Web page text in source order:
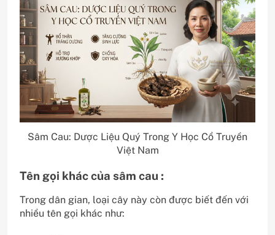
Sâm Cau: Dược Liệu Quý Trong Y Học Cổ Truyền
Việt Nam
Tên gọi khác của sâm cau :
Trong dân gian, loại cây này còn được biết đến với
nhiều tên gọi khác như: